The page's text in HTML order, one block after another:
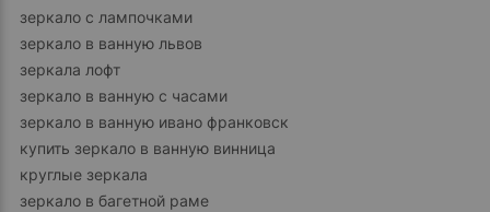
зеркало с лампочками
зеркало в ванную львов
зеркала лофт
зеркало в ванную с часами
зеркало в ванную ивано франковск
купить зеркало в ванную винница
круглые зеркала
зеркало в багетной раме